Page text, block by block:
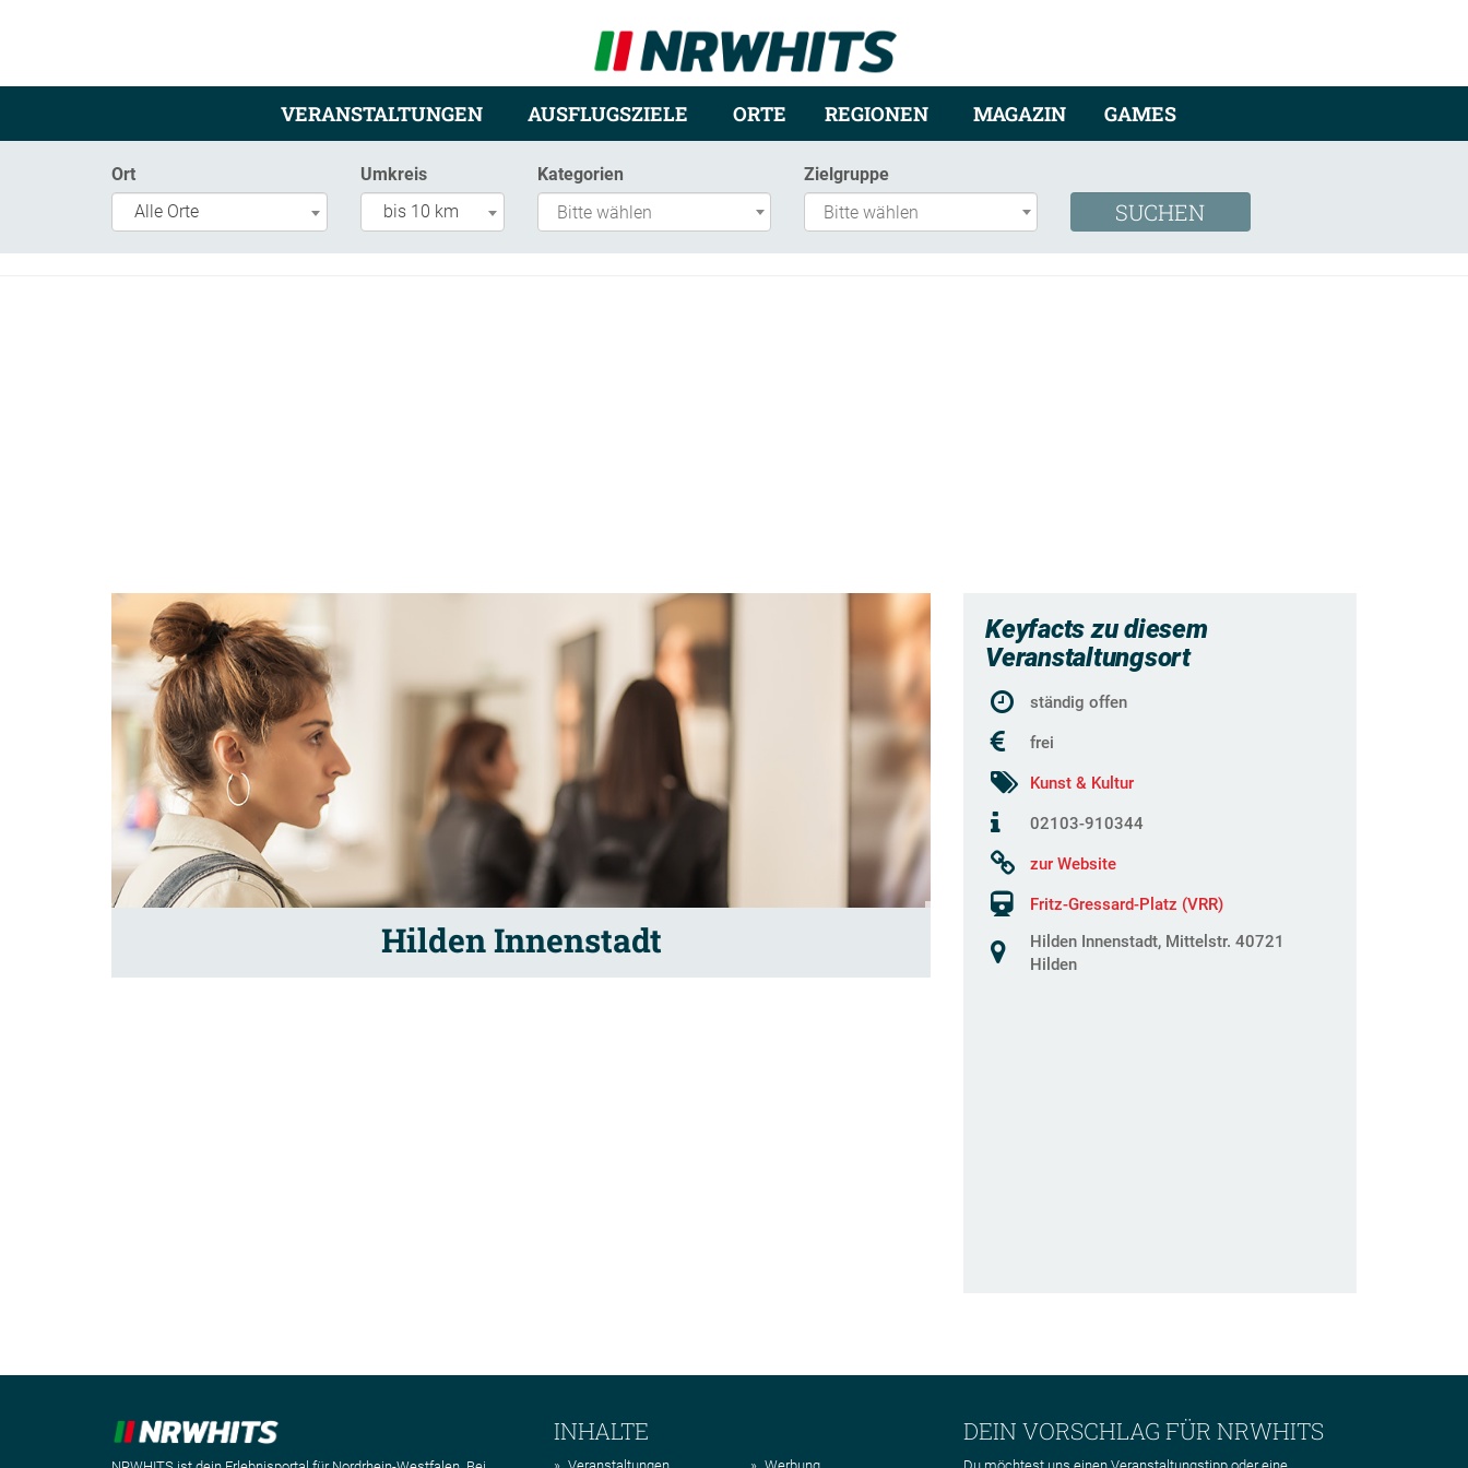
VERANSTALTUNGEN AUSFLUGSZIELE ORTE REGIONEN MAGAZIN GAMES
Ort
Alle Orte
Umkreis
bis 10 km
Kategorien Zielgruppe
Hilden Innenstadt
Keyfacts zu diesem
Veranstaltungsort
ständig offen
frei
Kunst & Kultur
02103-910344
zur Website
Fritz-Gressard-Platz (VRR)
Hilden Innenstadt, Mittelstr. 40721
Hilden
INHALTE DEIN VORSCHLAG FÜR NRWHITS